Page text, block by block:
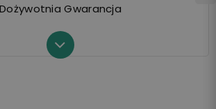
Dożywotnia Gwarancja